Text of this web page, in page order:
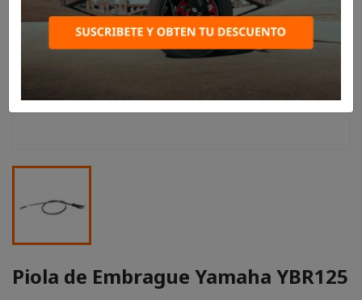
Piola de Embrague Yamaha YBR125